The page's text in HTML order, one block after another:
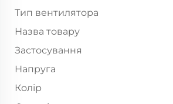
Тип вентилятора
Назва товару
Застосування
Напруга
Колір